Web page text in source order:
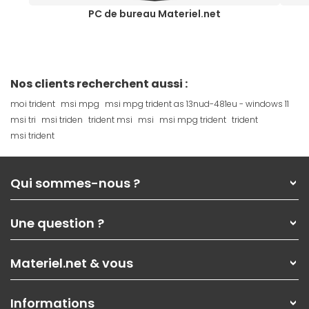
PC de bureau Materiel.net
Nos clients recherchent aussi :
moi trident msi mpg msi mpg trident as 13nud-481eu - windows 11
msi tri msi triden trident msi msi msi mpg trident trident
msi trident
Qui sommes-nous ?
Nos services
Les magasins Materiel.net
Nos solutions pour les pros
Contactez-nous
Une question ?
Paiement, livraison
Garanties,Pack Zen
SAV, demander un retour
Materiel.net & vous
Informations